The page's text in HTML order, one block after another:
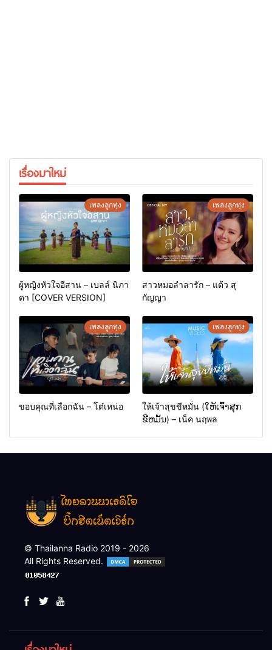
เรื่องมาใหม่
เพลงลูกทุ่ง
ผู้หญิงหัวใจอีสาน – เบลล์ นิภา
ดา [COVER VERSION]
เพลงลูกทุ่ง
สาวหมอลำลารัก – แต้ว สุ
กัญญา
เพลงลูกทุ่ง
ขอบคุณที่เลือกฉัน – โต๋เหน่อ
เพลงลูกทุ่ง
ให้เจ้าสุขขีหมั่น (ໃຫ້ເຈົ້າສຸກ
ຂີຫມັ້ນ) – เน็ค นฤพล
© Thailanna Radio 2019 - 2026
All Rights Reserved.